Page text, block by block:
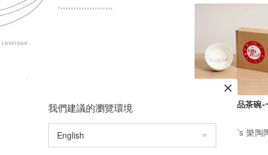
【特注】単品茶碗
広告
Mao’s 樂陶
US$ 48.11
我們建議的瀏覽環境